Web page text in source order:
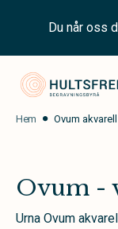
Du når oss
Hem Ovum akvarell
Ovum -
Urna Ovum